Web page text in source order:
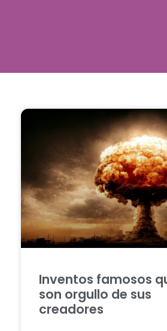
Inventos famosos
son orgullo de sus
creadores